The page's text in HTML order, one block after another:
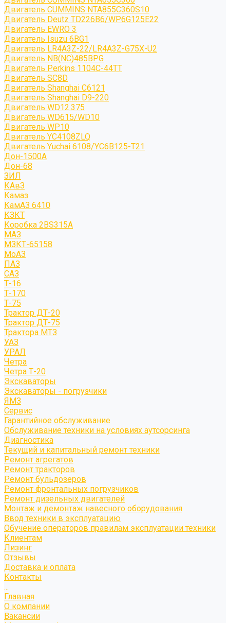
Двигатель CUMMINS NTA855C360S10
Двигатель Deutz TD226B6/WP6G125E22
Двигатель EWRO 3
Двигатель Isuzu 6BG1
Двигатель LR4A3Z-22/LR4A3Z-G75X-U2
Двигатель NB(NC)485BPG
Двигатель Perkins 1104C-44TT
Двигатель SC8D
Двигатель Shanghai C6121
Двигатель Shanghai D9-220
Двигатель WD12.375
Двигатель WD615/WD10
Двигатель WP10
Двигатель YC4108ZLQ
Двигатель Yuchai 6108/YC6B125-T21
Дон-1500А
Дон-68
ЗИЛ
КАвЗ
Камаз
КамАЗ 6410
КЗКТ
Коробка 2BS315A
МАЗ
МЗКТ-65158
МоАЗ
ПАЗ
САЗ
Т-16
Т-170
Т-75
Трактор ДТ-20
Трактор ДТ-75
Трактора МТЗ
УАЗ
УРАЛ
Четра
Четра Т-20
Экскаваторы
Экскаваторы - погрузчики
ЯМЗ
Сервис
Гарантийное обслуживание
Обслуживание техники на условиях аутсорсинга
Диагностика
Текущий и капитальный ремонт техники
Ремонт агрегатов
Ремонт тракторов
Ремонт бульдозеров
Ремонт фронтальных погрузчиков
Ремонт дизельных двигателей
Монтаж и демонтаж навесного оборудования
Ввод техники в эксплуатацию
Обучение операторов правилам эксплуатации техники
Клиентам
Лизинг
Отзывы
Доставка и оплата
Контакты
...
Главная
О компании
Вакансии